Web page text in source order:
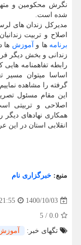
نگرش محکومین و
شده است.
مدیرکل زندان های
اصلاح و تربیت
برنامه ها و آموزش ها
زندانی و بخش دیگر
رابطه تفاهمنامه
اساسا میتوان مسیر
گرفته را مشاهده نماییم.
این مقام مسئول
اصلاحی و تربیتی
همکاری نهادهای دیگر
انقلابی استان در این
منبع: خبرگزاری نام
1400/10/03
0.0
/
5
تگهای خبر: